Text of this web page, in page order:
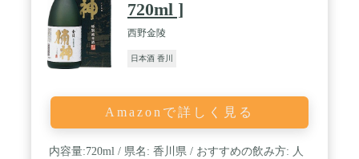
720ml ]
西野金陵
日本酒 香川
Amazonで詳しく見る
内容量:720ml / 県名: 香川県 / おすすめの飲み方: 人